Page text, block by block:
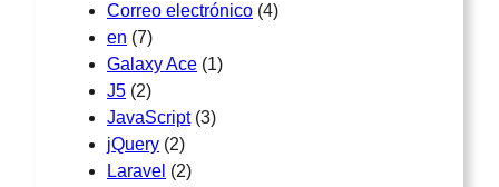
Correo electrónico (4)
en (7)
Galaxy Ace (1)
J5 (2)
JavaScript(3)
jQuery (2)
Laravel (2)